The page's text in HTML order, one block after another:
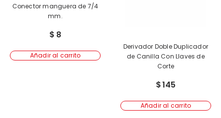
Conector manguera de 7/4
mm.
$ 8
Añadir al carrito
Derivador Doble Duplicador
de Canilla Con Llaves de
Corte
$145
Añadir al carrito